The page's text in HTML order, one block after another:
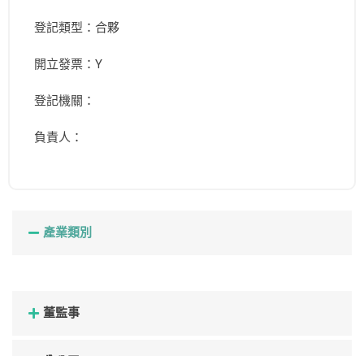
登記類型：合夥
開立發票：Y
登記機關：
負責人：
產業類別
董監事